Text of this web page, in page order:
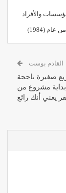
والأفراد
(1984)
القادم بوست
صغيرة ناجحة
مشروع من
يعني أنك رائع